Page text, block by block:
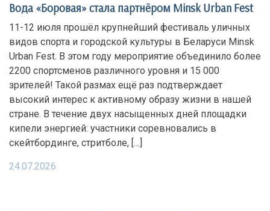
Вода «Боровая» стала партнёром Minsk Urban Fest
11-12 июля прошёл крупнейший фестиваль уличных
видов спорта и городской культуры в Беларуси Minsk
Urban Fest. В этом году мероприятие объединило более
2200 спортсменов различного уровня и 15 000
зрителей! Такой размах ещё раз подтверждает
высокий интерес к активному образу жизни в нашей
стране. В течение двух насыщенных дней площадки
кипели энергией: участники соревновались в
скейтбординге, стритболе, […]
24.07.2026